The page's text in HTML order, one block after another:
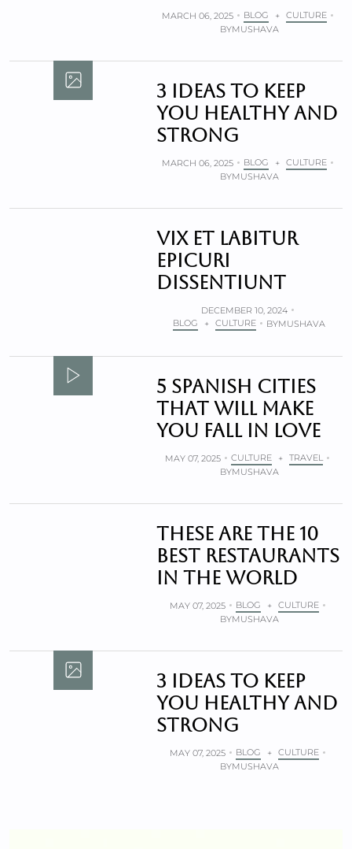
MARCH 06, 2025 BLOG + CULTURE
BYMUSHAVA
3 ideas to keep
you healthy and
strong
MARCH 06, 2025 BLOG + CULTURE
BYMUSHAVA
Vix et labitur
epicuri
dissentiunt
DECEMBER 10, 2024
BLOG
+ CULTURE BYMUSHAVA
5 Spanish Cities
that will make
you fall in Love
MAY 07, 2025 CULTURE + TRAVEL
BYMUSHAVA
These Are The 10
Best Restaurants
in The World
MAY 07, 2025 BLOG + CULTURE
BYMUSHAVA
3 ideas to keep
you healthy and
strong
MAY 07, 2025 BLOG + CULTURE
BYMUSHAVA